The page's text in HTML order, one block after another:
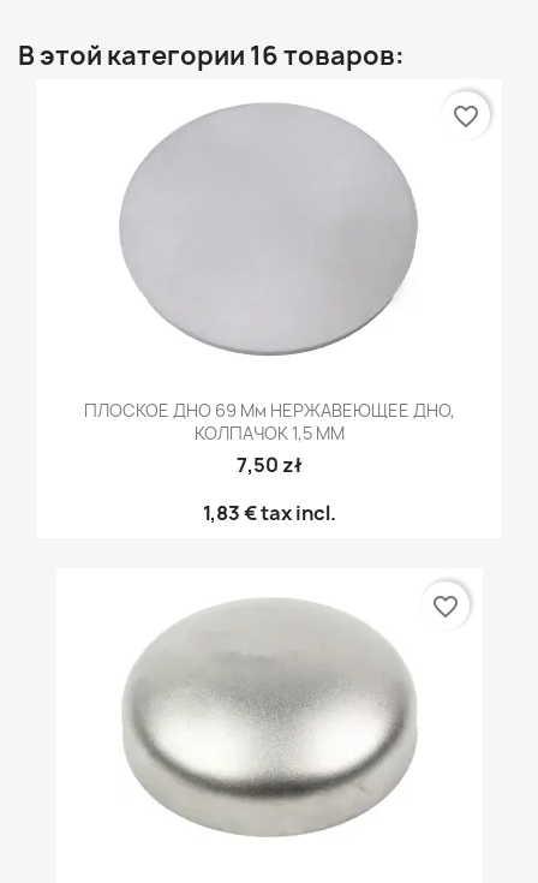
В этой категории 16 товаров:
ПЛОСКОЕ ДНО 69 Мм НЕРЖАВЕЮЩЕЕ ДНО,
КОЛПАЧОК 1,5 ММ
7,50 zł
1,83 €tax incl.
favorite_border
favorite_border